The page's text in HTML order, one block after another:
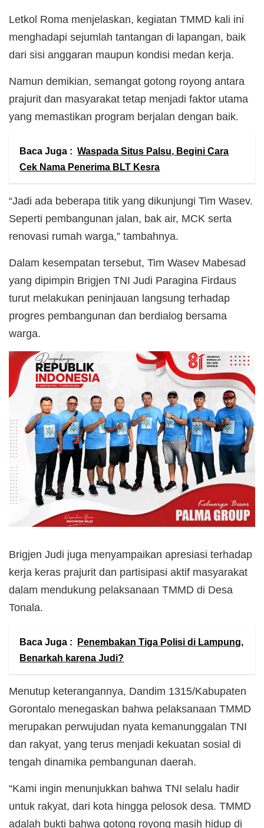
Letkol Roma menjelaskan, kegiatan TMMD kali ini
menghadapi sejumlah tantangan di lapangan, baik
dari sisi anggaran maupun kondisi medan kerja.
Namun demikian, semangat gotong royong antara
prajurit dan masyarakat tetap menjadi faktor utama
yang memastikan program berjalan dengan baik.
Baca Juga : Waspada Situs Palsu, Begini Cara
Cek Nama Penerima BLT Kesra
“Jadi ada beberapa titik yang dikunjungi Tim Wasev.
Seperti pembangunan jalan, bak air, MCK serta
renovasi rumah warga,” tambahnya.
Dalam kesempatan tersebut, Tim Wasev Mabesad
yang dipimpin Brigjen TNI Judi Paragina Firdaus
turut melakukan peninjauan langsung terhadap
progres pembangunan dan berdialog bersama
warga.
Brigjen Judi juga menyampaikan apresiasi terhadap
kerja keras prajurit dan partisipasi aktif masyarakat
dalam mendukung pelaksanaan TMMD di Desa
Tonala.
Baca Juga :
Penembakan Tiga Polisi di Lampung,
Benarkah karena Judi?
Menutup keterangannya, Dandim 1315/Kabupaten
Gorontalo menegaskan bahwa pelaksanaan TMMD
merupakan perwujudan nyata kemanunggalan TNI
dan rakyat, yang terus menjadi kekuatan sosial di
tengah dinamika pembangunan daerah.
“Kami ingin menunjukkan bahwa TNI selalu hadir
untuk rakyat, dari kota hingga pelosok desa. TMMD
adalah bukti bahwa gotong royong masih hidup di